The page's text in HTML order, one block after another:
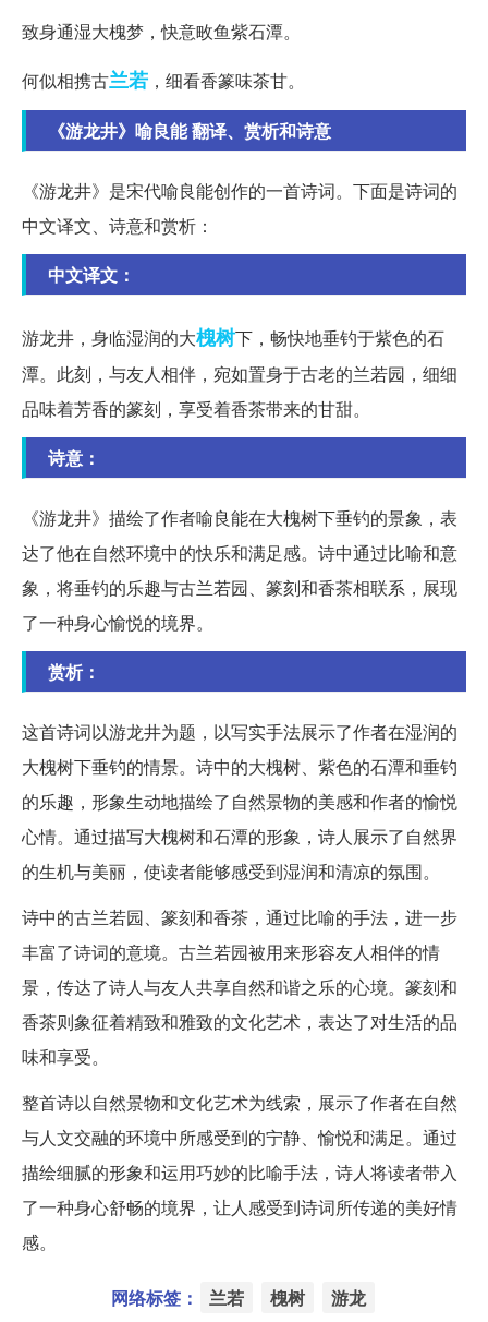
致身通湿大槐梦，快意畋鱼紫石潭。
何似相携古兰若 ，细看香篆味茶甘。
《游龙井》喻良能 翻译、赏析和诗意
《游龙井》是宋代喻良能创作的一首诗词。下面是诗词的
中文译文、诗意和赏析：
中文译文：
游龙井，身临湿润的大槐树下，畅快地垂钓于紫色的石
潭。此刻，与友人相伴，宛如置身于古老的兰若园，细细
品味着芳香的篆刻，享受着香茶带来的甘甜。
诗意：
《游龙井》描绘了作者喻良能在大槐树下垂钓的景象，表
达了他在自然环境中的快乐和满足感。诗中通过比喻和意
象，将垂钓的乐趣与古兰若园、篆刻和香茶相联系，展现
了一种身心愉悦的境界。
赏析：
这首诗词以游龙井为题，以写实手法展示了作者在湿润的
大槐树下垂钓的情景。诗中的大槐树、紫色的石潭和垂钓
的乐趣，形象生动地描绘了自然景物的美感和作者的愉悦
心情。通过描写大槐树和石潭的形象，诗人展示了自然界
的生机与美丽，使读者能够感受到湿润和清凉的氛围。
诗中的古兰若园、篆刻和香茶，通过比喻的手法，进一步
丰富了诗词的意境。古兰若园被用来形容友人相伴的情
景，传达了诗人与友人共享自然和谐之乐的心境。篆刻和
香茶则象征着精致和雅致的文化艺术，表达了对生活的品
味和享受。
整首诗以自然景物和文化艺术为线索，展示了作者在自然
与人文交融的环境中所感受到的宁静、愉悦和满足。通过
描绘细腻的形象和运用巧妙的比喻手法，诗人将读者带入
了一种身心舒畅的境界，让人感受到诗词所传递的美好情
感。
网络标签： 兰若 槐树 游龙